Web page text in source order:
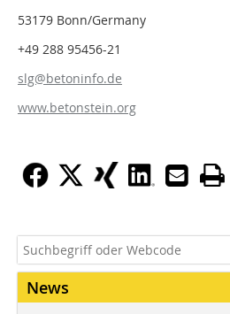
53179 Bonn/Germany
+49 288 95456-21
slg@betoninfo.de
www.betonstein.org
News